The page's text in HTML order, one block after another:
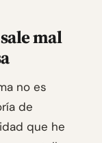
mal
no es
de
que he